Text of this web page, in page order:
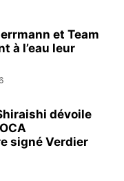
et Team
à l’eau leur
dévoile
signé Verdier